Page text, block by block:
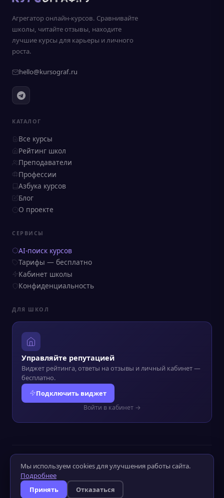
Агрегатор онлайн-курсов. Сравнивайте
школы, читайте отзывы, находите
лучшие курсы для карьеры и личного
роста.
hello@kursograf.ru
КАТАЛОГ
Все курсы
Рейтинг школ
Преподаватели
Профессии
Азбука курсов
Блог
О проекте
СЕРВИСЫ
AI-поиск курсов
Тарифы — бесплатно
Кабинет школы
Конфиденциальность
ДЛЯ ШКОЛ
Управляйте репутацией
Виджет рейтинга, ответы на отзывы и личный кабинет —
бесплатно.
Подключить виджет
Войти в кабинет →
Политика конфиденциальности
Оператор ПД №52-25-232090
Слабовидящим
Слабослышащим
Мы используем cookies для улучшения работы сайта.
Подробнее
Принять
Отказаться